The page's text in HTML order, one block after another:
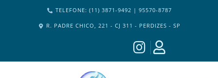
TELEFONE: (11) 3871-9492 | 95570-8787
R. PADRE CHICO, 221 - CJ 311 - PERDIZES - SP